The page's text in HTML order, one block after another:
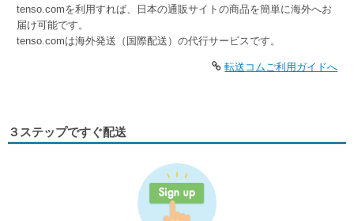
tenso.comを利用すれば、日本の通販サイトの商品を簡単に海外へお
届け可能です。
tenso.comは海外発送（国際配送）の代行サービスです。
転送コムご利用ガイドへ
３ステップですぐ配送